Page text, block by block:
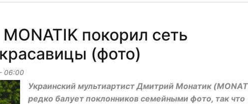
покорил сеть
(фото)
06:00
Украинский мультиартист Дмитрий Монатик
редко балует поклонников семейными фото, так что